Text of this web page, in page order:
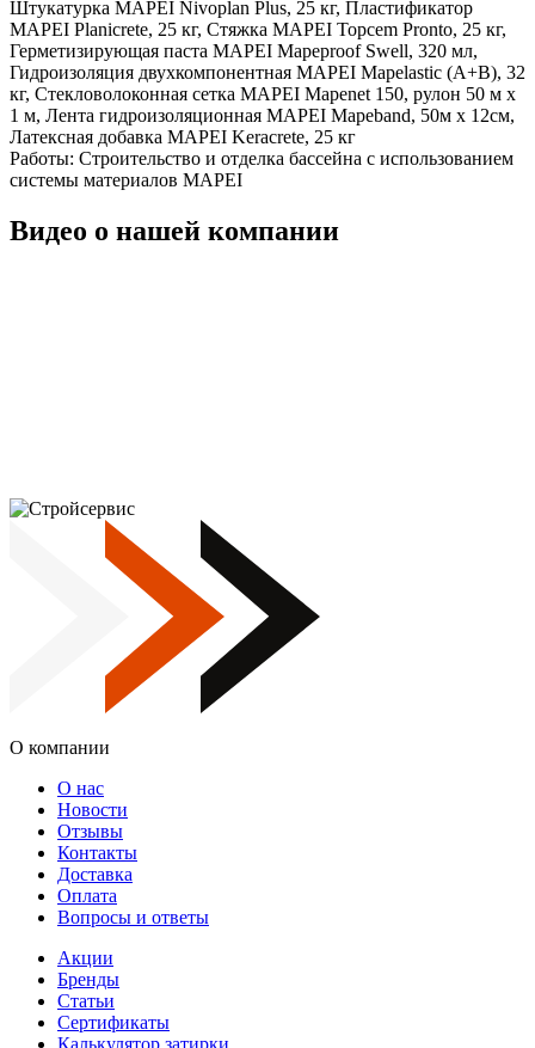
Штукатурка MAPEI Nivoplan Plus, 25 кг, Пластификатор
MAPEI Planicrete, 25 кг, Стяжка MAPEI Topcem Pronto, 25 кг,
Герметизирующая паста MAPEI Mapeproof Swell, 320 мл,
Гидроизоляция двухкомпонентная MAPEI Mapelastic (А+B), 32
кг, Стекловолоконная сетка MAPEI Mapenet 150, рулон 50 м х
1 м, Лента гидроизоляционная MAPEI Mapeband, 50м x 12см,
Латексная добавка MAPEI Keracrete, 25 кг
Работы: Строительство и отделка бассейна с использованием
системы материалов MAPEI
Видео о нашей компании
О компании
О нас
Новости
Отзывы
Контакты
Доставка
Оплата
Вопросы и ответы
Акции
Бренды
Статьи
Сертификаты
Калькулятор затирки